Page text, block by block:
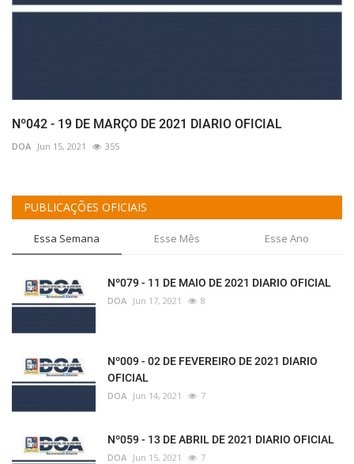
Nº042 - 19 DE MARÇO DE 2021 DIARIO OFICIAL
DOA Jun 15, 2021 355
PUBLICAÇÕES OFICIAIS
Essa Semana Esse Mês Esse Ano
Nº079 - 11 DE MAIO DE 2021 DIARIO OFICIAL
DOA Jun 17, 2021 8
Nº009 - 02 DE FEVEREIRO DE 2021 DIARIO
OFICIAL
DOA Jun 14, 2021 7
Nº059 - 13 DE ABRIL DE 2021 DIARIO OFICIAL
DOA Jun 15, 2021 7